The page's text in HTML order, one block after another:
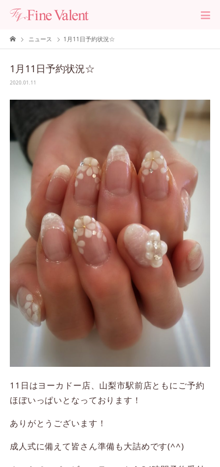
ニュース 1月11日予約状況☆
1月11日予約状況☆
2020.01.11
11日はヨーカドー店、山梨市駅前店ともにご予約
ほぼいっぱいとなっております！
ありがとうございます！
成人式に備えて皆さん準備も大詰めです(^^)